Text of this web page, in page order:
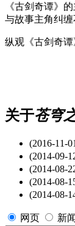
《古剑奇谭》
与故事主角纠
纵观《古剑奇
关于苍穹
(2016-11-
(2014-09-
(2014-08-
(2014-08-
(2014-08-
网页 新闻